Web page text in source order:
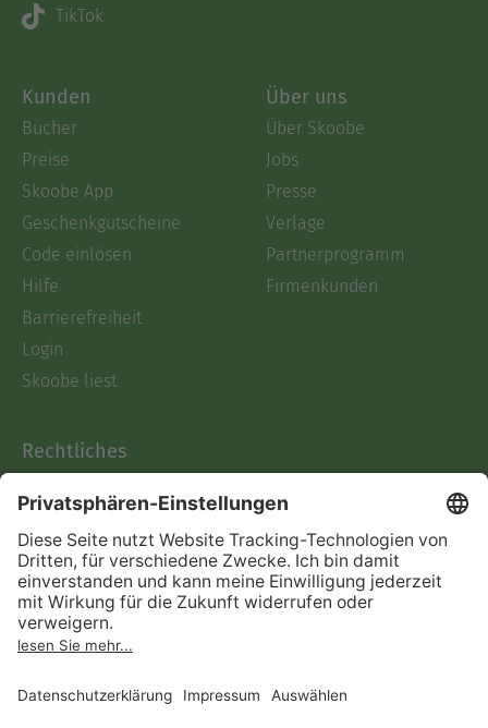
TikTok
Kunden
Bücher
Preise
Skoobe App
Geschenkgutscheine
Code einlösen
Hilfe
Barrierefreiheit
Login
Skoobe liest
Über uns
Über Skoobe
Jobs
Presse
Verlage
Partnerprogramm
Firmenkunden
Rechtliches
AGB
Informationen nach Data
Act
Verträge hier kündigen
Impressum